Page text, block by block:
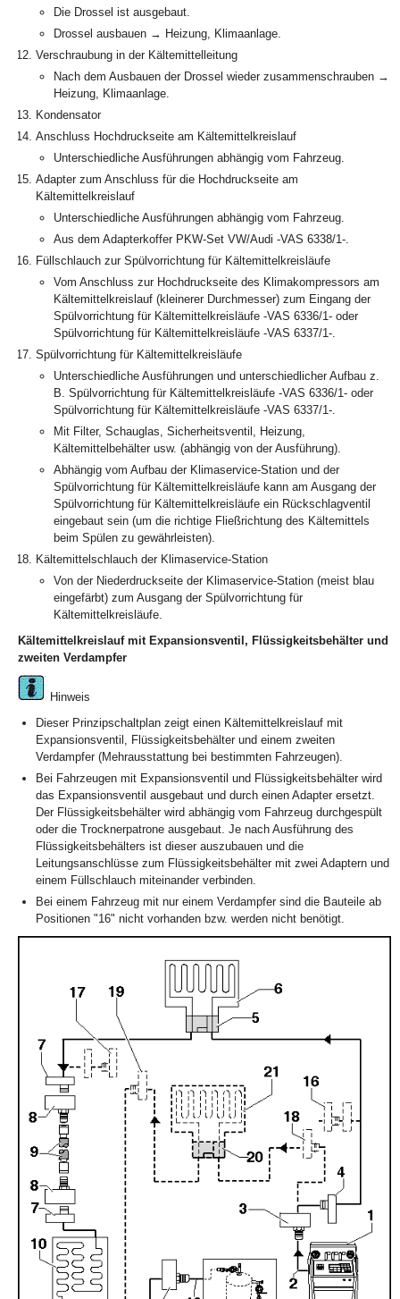
Die Drossel ist ausgebaut.
Drossel ausbauen → Heizung, Klimaanlage.
Verschraubung in der Kältemittelleitung
Nach dem Ausbauen der Drossel wieder zusammenschrauben →
Heizung, Klimaanlage.
Kondensator
Anschluss Hochdruckseite am Kältemittelkreislauf
Unterschiedliche Ausführungen abhängig vom Fahrzeug.
Adapter zum Anschluss für die Hochdruckseite am
Kältemittelkreislauf
Unterschiedliche Ausführungen abhängig vom Fahrzeug.
Aus dem Adapterkoffer PKW-Set VW/Audi -VAS 6338/1-.
Füllschlauch zur Spülvorrichtung für Kältemittelkreisläufe
Vom Anschluss zur Hochdruckseite des Klimakompressors am
Kältemittelkreislauf (kleinerer Durchmesser) zum Eingang der
Spülvorrichtung für Kältemittelkreisläufe -VAS 6336/1- oder
Spülvorrichtung für Kältemittelkreisläufe -VAS 6337/1-.
Spülvorrichtung für Kältemittelkreisläufe
Unterschiedliche Ausführungen und unterschiedlicher Aufbau z.
B. Spülvorrichtung für Kältemittelkreisläufe -VAS 6336/1- oder
Spülvorrichtung für Kältemittelkreisläufe -VAS 6337/1-.
Mit Filter, Schauglas, Sicherheitsventil, Heizung,
Kältemittelbehälter usw. (abhängig von der Ausführung).
Abhängig vom Aufbau der Klimaservice-Station und der
Spülvorrichtung für Kältemittelkreisläufe kann am Ausgang der
Spülvorrichtung für Kältemittelkreisläufe ein Rückschlagventil
eingebaut sein (um die richtige Fließrichtung des Kältemittels
beim Spülen zu gewährleisten).
Kältemittelschlauch der Klimaservice-Station
Von der Niederdruckseite der Klimaservice-Station (meist blau
eingefärbt) zum Ausgang der Spülvorrichtung für
Kältemittelkreisläufe.
Kältemittelkreislauf mit Expansionsventil, Flüssigkeitsbehälter und
zweiten Verdampfer
Hinweis
Dieser Prinzipschaltplan zeigt einen Kältemittelkreislauf mit
Expansionsventil, Flüssigkeitsbehälter und einem zweiten
Verdampfer (Mehrausstattung bei bestimmten Fahrzeugen).
Bei Fahrzeugen mit Expansionsventil und Flüssigkeitsbehälter wird
das Expansionsventil ausgebaut und durch einen Adapter ersetzt.
Der Flüssigkeitsbehälter wird abhängig vom Fahrzeug durchgespült
oder die Trocknerpatrone ausgebaut. Je nach Ausführung des
Flüssigkeitsbehälters ist dieser auszubauen und die
Leitungsanschlüsse zum Flüssigkeitsbehälter mit zwei Adaptern und
einem Füllschlauch miteinander verbinden.
Bei einem Fahrzeug mit nur einem Verdampfer sind die Bauteile ab
Positionen "16" nicht vorhanden bzw. werden nicht benötigt.